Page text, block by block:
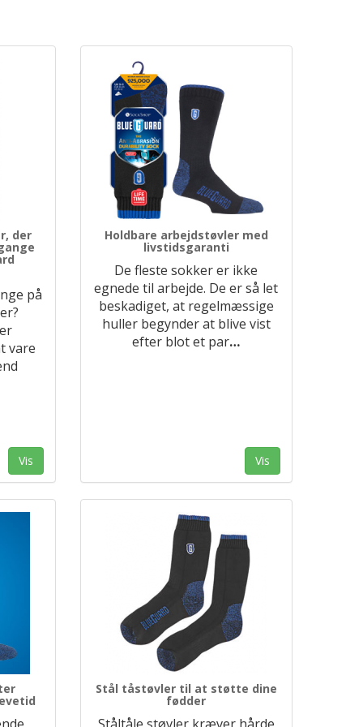
der
på
vare
Vis
Holdbare arbejdstøvler med
livstidsgaranti
De fleste sokker er ikke
egnede til arbejde. De er så let
beskadiget, at regelmæssige
huller begynder at blive vist
efter blot et par…
Vis
Stål tåstøvler til at støtte dine
fødder